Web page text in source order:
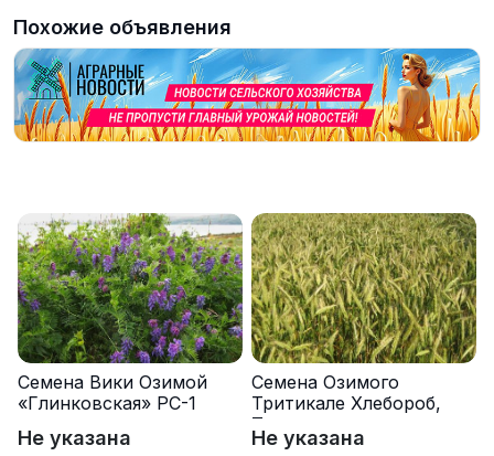
Похожие объявления
Семена Вики Озимой
«Глинковская» РС-1
Не указана
Семена Озимого
Тритикале Хлебороб,
Тихон
Не указана